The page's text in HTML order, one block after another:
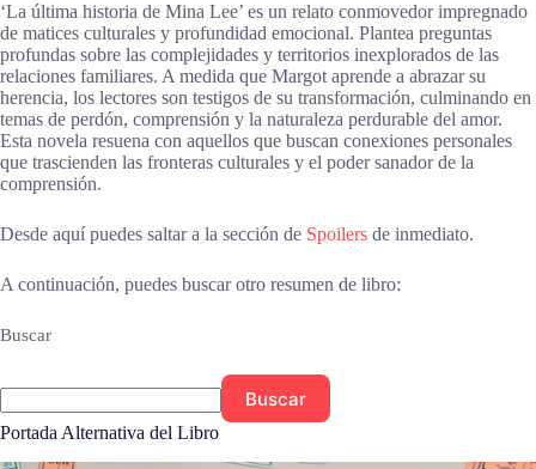
‘La última historia de Mina Lee’ es un relato conmovedor impregnado
de matices culturales y profundidad emocional. Plantea preguntas
profundas sobre las complejidades y territorios inexplorados de las
relaciones familiares. A medida que Margot aprende a abrazar su
herencia, los lectores son testigos de su transformación, culminando en
temas de perdón, comprensión y la naturaleza perdurable del amor.
Esta novela resuena con aquellos que buscan conexiones personales
que trascienden las fronteras culturales y el poder sanador de la
comprensión.
Desde aquí puedes saltar a la sección de Spoilers de inmediato.
A continuación, puedes buscar otro resumen de libro:
Buscar
Buscar
Portada Alternativa del Libro